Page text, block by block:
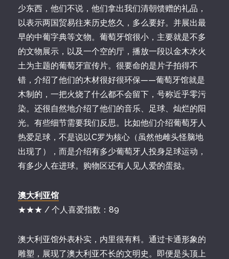
少东西，他们不说，他们拿出我们清朝馈赠的礼品，
以表示两国贸易往来历史悠久，多么要好。并展出最
早的中葡字典等文物。葡萄牙馆很小，主要就是不多
的文物展示，以及一个空的厅，播放一段以金木水火
土为主题的葡萄牙宣传片。很要命的是片子拍得不
错，介绍了他们的木材很好很环保——葡萄牙馆就是
木制的，一把火烧了什么都不会留下，号称近乎零污
染。还很自然地介绍了他们的音乐、足球、灿烂的阳
光。有些细节需要我们反思。比如他们介绍葡萄牙人
热爱足球，不是说以C罗为核心（虽然他雌头怪脑地
出现了），而是介绍有多少葡萄牙人投身足球运动，
有多少人在进球。购物区还有人见人爱的蛋挞。
澳大利亚馆
★★★ / 个人喜爱指数：89
澳大利亚馆外表朴实，内里很有料。通过卡通形象的
雕塑，展现了澳大利亚不长的文明史。即便是头顶上